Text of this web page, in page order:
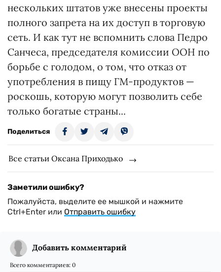
нескольких штатов уже внесены проекты
полного запрета на их доступ в торговую
сеть. И как тут не вспомнить слова Педро
Санчеса, председателя комиссии ООН по
борьбе с голодом, о том, что отказ от
употребления в пищу ГМ-продуктов —
роскошь, которую могут позволить себе
только богатые страны...
Поделиться
Все статьи Оксана Приходько
Заметили ошибку?
Пожалуйста, выделите ее мышкой и нажмите
Ctrl+Enter или Отправить ошибку
Добавить комментарий
Всего комментариев: 0